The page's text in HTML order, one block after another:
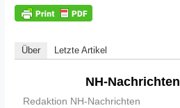
Über Letzte Artikel
NH-Nachrichten
Redaktion NH-Nachrichten